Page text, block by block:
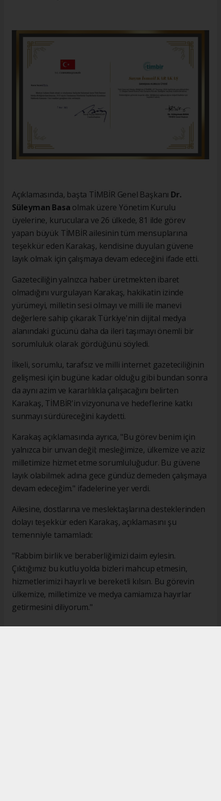
Açıklamasında, başta TİMBİR Genel Başkanı Dr.
Süleyman Basa olmak üzere Yönetim Kurulu
üyelerine, kuruculara ve 26 ülkede, 81 ilde görev
yapan büyük TİMBİR ailesinin tüm mensuplarına
teşekkür eden Karakaş, kendisine duyulan güvene
layık olmak için çalışmaya devam edeceğini ifade etti.
Gazeteciliğin yalnızca haber üretmekten ibaret
olmadığını vurgulayan Karakaş, hakikatin izinde
yürümeyi, milletin sesi olmayı ve milli ile manevi
değerlere sahip çıkarak Türkiye'nin dijital medya
alanındaki gücünü daha da ileri taşımayı önemli bir
sorumluluk olarak gördüğünü söyledi.
İlkeli, sorumlu, tarafsız ve milli internet gazeteciliğinin
gelişmesi için bugüne kadar olduğu gibi bundan sonra
da aynı azim ve kararlılıkla çalışacağını belirten
Karakaş, TİMBİR'in vizyonuna ve hedeflerine katkı
sunmayı sürdüreceğini kaydetti.
Karakaş açıklamasında ayrıca, "Bu görev benim için
yalnızca bir unvan değil; mesleğimize, ülkemize ve aziz
milletimize hizmet etme sorumluluğudur. Bu güvene
layık olabilmek adına gece gündüz demeden çalışmaya
devam edeceğim." ifadelerine yer verdi.
Ailesine, dostlarına ve meslektaşlarına desteklerinden
dolayı teşekkür eden Karakaş, açıklamasını şu
temenniyle tamamladı:
"Rabbim birlik ve beraberliğimizi daim eylesin.
Çıktığımız bu kutlu yolda bizleri mahcup etmesin,
hizmetlerimizi hayırlı ve bereketli kılsın. Bu görevin
ülkemize, milletimize ve medya camiamıza hayırlar
getirmesini diliyorum."